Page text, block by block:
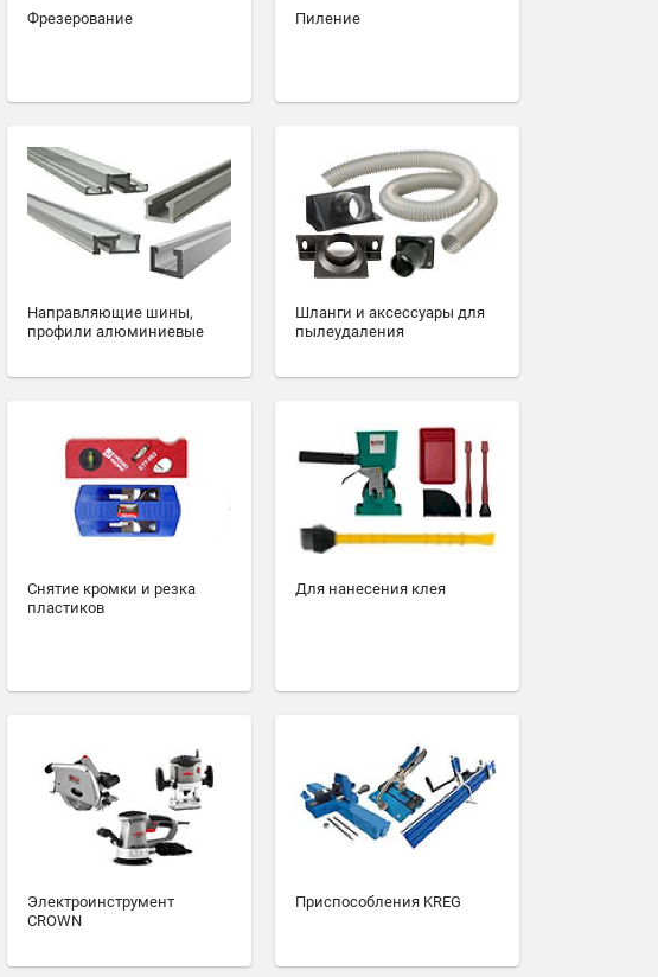
Фрезерование Пиление
Направляющие шины,
профили алюминиевые
Шланги и аксессуары для
пылеудаления
Снятие кромки и резка
пластиков
Для нанесения клея
Электроинструмент
CROWN
Приспособления KREG